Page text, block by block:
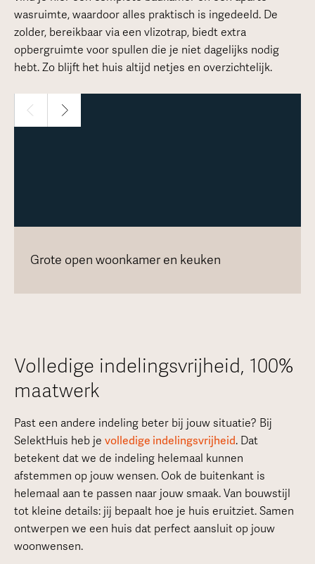
wasruimte, waardoor alles praktisch is ingedeeld. De
zolder, bereikbaar via een vlizotrap, biedt extra
opbergruimte voor spullen die je niet dagelijks nodig
hebt. Zo blijft het huis altijd netjes en overzichtelijk.
Grote open woonkamer en keuken
Volledige indelingsvrijheid, 100%
maatwerk
Past een andere indeling beter bij jouw situatie? Bij
SelektHuis heb je volledige indelingsvrijheid. Dat
betekent dat we de indeling helemaal kunnen
afstemmen op jouw wensen. Ook de buitenkant is
helemaal aan te passen naar jouw smaak. Van bouwstijl
tot kleine details: jij bepaalt hoe je huis eruitziet. Samen
ontwerpen we een huis dat perfect aansluit op jouw
woonwensen.